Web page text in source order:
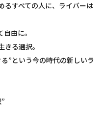
るすべての人に、ライバーは
由に。
る選択。
”という今の時代の新しいラ